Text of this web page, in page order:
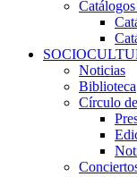
Noticias
Biblioteca
Círculo